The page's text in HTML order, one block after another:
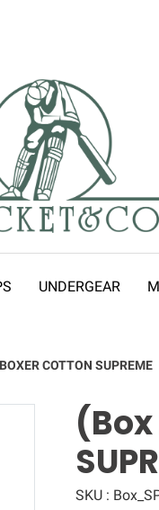
UNDERGEAR
COTTON SUPREME
(Box
SKU :